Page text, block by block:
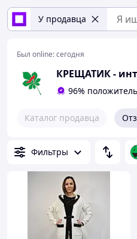
У продавца
Был online:сегодня
КРЕЩАТИК -
96%
Каталог продавца
Фильтры